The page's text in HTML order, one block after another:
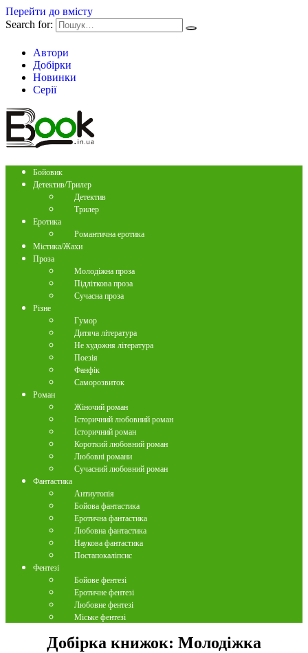
Перейти до вмісту
Search for:
Автори
Добірки
Новинки
Серії
Бойовик
Детектив/Трилер
Детектив
Трилер
Еротика
Романтична еротика
Містика/Жахи
Проза
Молодіжна проза
Підліткова проза
Сучасна проза
Різне
Гумор
Дитяча література
Не художня література
Поезія
Фанфік
Саморозвиток
Роман
Жіночий роман
Історичний любовний роман
Історичний роман
Короткий любовний роман
Любовні романи
Сучасний любовний роман
Фантастика
Антиутопія
Бойова фантастика
Еротична фантастика
Любовна фантастика
Наукова фантастика
Постапокаліпсис
Фентезі
Бойове фентезі
Еротичне фентезі
Любовне фентезі
Міське фентезі
Добірка книжок: Молодіжка